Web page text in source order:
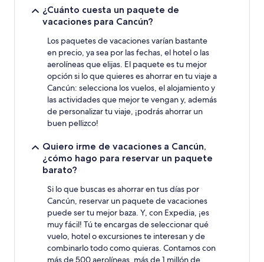
estancia
2 adultos.
disponibilidad
cambios.
aplicarse
términos
condiciones
¿Cuánto cuesta un paquete de
vacaciones para Cancún?
Los paquetes de vacaciones varían bastante
en precio, ya sea por las fechas, el hotel o las
aerolíneas que elijas. El paquete es tu mejor
opción si lo que quieres es ahorrar en tu viaje a
Cancún: selecciona los vuelos, el alojamiento y
las actividades que mejor te vengan y, además
de personalizar tu viaje, ¡podrás ahorrar un
buen pellizco!
Quiero irme de vacaciones a Cancún,
¿cómo hago para reservar un paquete
barato?
Si lo que buscas es ahorrar en tus días por
Cancún, reservar un paquete de vacaciones
puede ser tu mejor baza. Y, con Expedia, ¡es
muy fácil! Tú te encargas de seleccionar qué
vuelo, hotel o excursiones te interesan y de
combinarlo todo como quieras. Contamos con
más de 500 aerolíneas, más de 1 millón de